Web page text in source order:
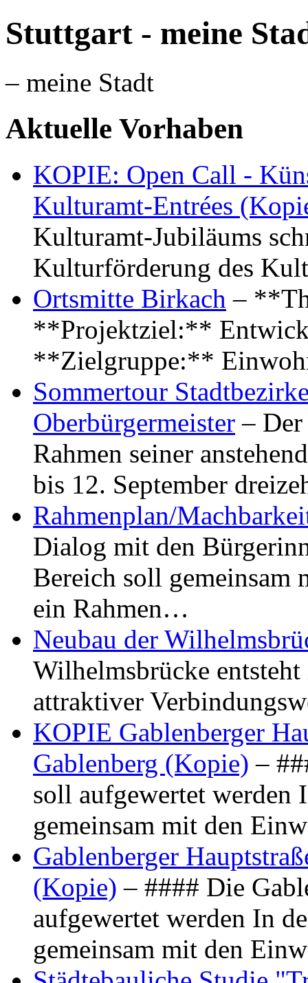
Stuttgart - meine
– meine Stadt
Aktuelle Vorhaben
KOPIE: Open Call -
Kulturamt-Entrées
Kulturamt-Jubiläums
Kulturförderung des
Ortsmitte Birkach –
**Projektziel:**
**Zielgruppe:**
Sommertour
Oberbürgermeister –
Rahmen seiner
bis 12. September
Rahmenplan/
Dialog mit den
Bereich soll gemeinsam
ein Rahmen…
Neubau der
Wilhelmsbrücke
attraktiver
KOPIE Gablenberger
Gablenberg (Kopie) –
soll aufgewertet werden
gemeinsam mit den
Gablenberger
(Kopie) – #### Die
aufgewertet werden In
gemeinsam mit den